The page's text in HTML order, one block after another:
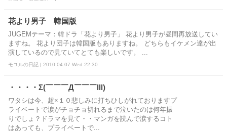
花より男子 韓国版
JUGEMテーマ：韓ドラ「花より男子」 花より男子が昼間再放送してい
ますね。 花より団子は韓国版もありますね。 どちらもイケメン達が出
演しているので見ていてとても楽しいです。 ...
モユルの日記 | 2010.04.07 Wed 22:30
・・・・Σ(￣￣￣Д￣￣￣lll)
ワタシは今、超×１０悲しみに打ちひしがれておりますプ
ライベートで涙がチョチョ切れるまで泣いたのは何年振
りでしょ？ドラマを見て・・マンガを読んで涙するコト
はあっても、プライベートで...